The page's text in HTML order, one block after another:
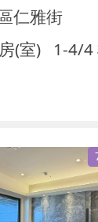
仁雅街
(室) 1-4/4